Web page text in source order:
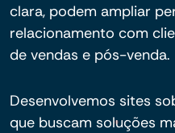
clara, podem ampliar
relacionamento com
de vendas e pós-venda.
Desenvolvemos sites
que buscam soluções